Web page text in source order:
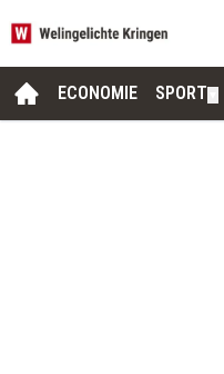
ECONOMIE SPORT